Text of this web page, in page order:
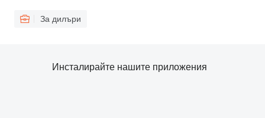
За дилъри
Инсталирайте нашите приложения